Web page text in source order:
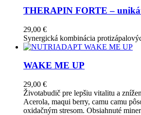
THERAPIN FORTE –
29,00 €
Synergická kombinácia
WAKE ME UP
29,00 €
Životabudič pre lepšiu vitalitu a
Acerola, maqui berry, camu camu
oxidačným stresom. Obsiahnuté